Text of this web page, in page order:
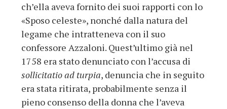
ch’ella aveva fornito dei suoi rapporti con lo
«Sposo celeste», nonché dalla natura del
legame che intratteneva con il suo
confessore Azzaloni. Quest’ultimo già nel
1758 era stato denunciato con l’accusa di
sollicitatio ad turpia, denuncia che in seguito
era stata ritirata, probabilmente senza il
pieno consenso della donna che l’aveva